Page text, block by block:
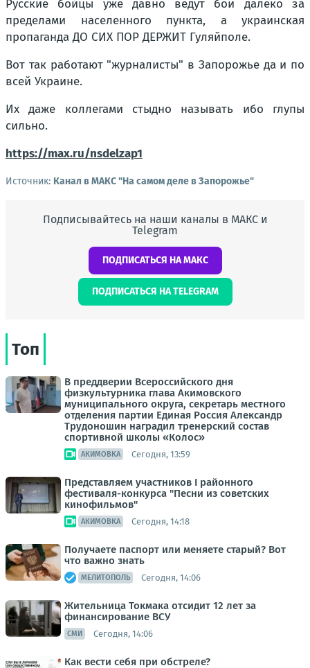
Русские бойцы уже давно ведут бои далеко за
пределами населенного пункта, а украинская
пропаганда ДО СИХ ПОР ДЕРЖИТ Гуляйполе.
Вот так работают "журналисты" в Запорожье да и по
всей Украине.
Их даже коллегами стыдно называть ибо глупы
сильно.
https://max.ru/nsdelzap1
Источник: Канал в МАКС "На самом деле в Запорожье"
Подписывайтесь на наши каналы в МАКС и
Telegram
ПОДПИСАТЬСЯ НА МАКС
ПОДПИСАТЬСЯ НА TELEGRAM
Топ
В преддверии Всероссийского дня
физкультурника глава Акимовского
муниципального округа, секретарь местного
отделения партии Единая Россия Александр
Трудоношин наградил тренерский состав
спортивной школы «Колос»
АКИМОВКА Сегодня, 13:59
Представляем участников I районного
фестиваля-конкурса "Песни из советских
кинофильмов"
АКИМОВКА Сегодня, 14:18
Получаете паспорт или меняете старый? Вот
что важно знать
МЕЛИТОПОЛЬ Сегодня, 14:06
Жительница Токмака отсидит 12 лет за
финансирование ВСУ
СМИ Сегодня, 14:06
Как вести себя при обстреле?